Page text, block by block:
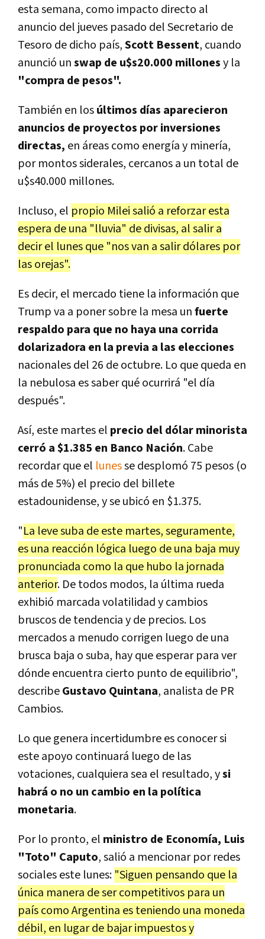
esta semana, como impacto directo al
anuncio del jueves pasado del Secretario de
Tesoro de dicho país,Scott Bessent, cuando
anunció unswap de u$s20.000 millonesy la
"compra de pesos".
También en losúltimos días aparecieron
anuncios de proyectos por inversiones
directas, en áreas como energía y minería,
por montos siderales, cercanos a un total de
u$s40.000 millones.
Incluso, el propio Milei salió a reforzar esta
espera de una "lluvia" de divisas, al salir a
decir el lunes que "nos van a salir dólares por
las orejas".
Es decir, el mercado tiene la información que
Trump va a poner sobre la mesa unfuerte
respaldo para que no haya una corrida
dolarizadora en la previa a las elecciones
nacionales del 26 de octubre. Lo que queda en
la nebulosa es saber qué ocurrirá "el día
después".
Así, este martes el precio del dólar minorista
cerró a $1.385 en Banco Nación. Cabe
recordar que el lunesse desplomó 75 pesos (o
más de 5%) el precio del billete
estadounidense, y se ubicó en $1.375.
"La leve suba de este martes, seguramente,
es una reacción lógica luego de una baja muy
pronunciada como la que hubo la jornada
anterior. De todos modos, la última rueda
exhibió marcada volatilidad y cambios
bruscos de tendencia y de precios. Los
mercados a menudo corrigen luego de una
brusca baja o suba, hay que esperar para ver
dónde encuentra cierto punto de equilibrio",
describeGustavo Quintana, analista de PR
Cambios.
Lo que genera incertidumbre es conocer si
este apoyo continuará luego de las
votaciones, cualquiera sea el resultado, ysi
habrá o no un cambio en la política
monetaria.
Por lo pronto, el ministro de Economía, Luis
"Toto" Caputo, salió a mencionar por redes
sociales este lunes: "Siguen pensando que la
única manera de ser competitivos para un
país como Argentina es teniendo una moneda
débil, en lugar de bajar impuestos y